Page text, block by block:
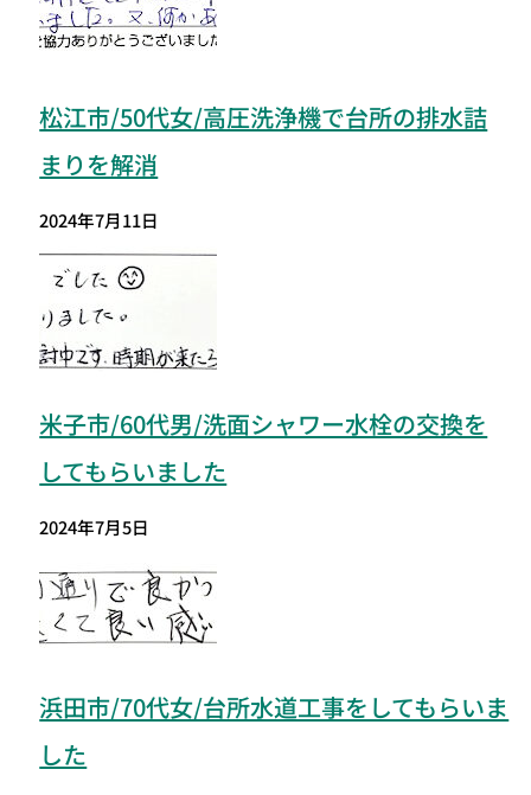
松江市/50代女/高圧洗浄機で台所の排水詰
まりを解消
2024年7月11日
米子市/60代男/洗面シャワー水栓の交換を
してもらいました
2024年7月5日
浜田市/70代女/台所水道工事をしてもらいま
した